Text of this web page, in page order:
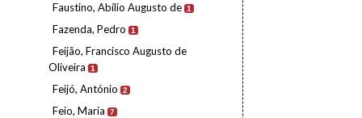
Faustino, Abílio Augusto de 1
Fazenda, Pedro 1
Feijão, Francisco Augusto de
Oliveira
1
Feijó, António 2
Feio, Maria 7